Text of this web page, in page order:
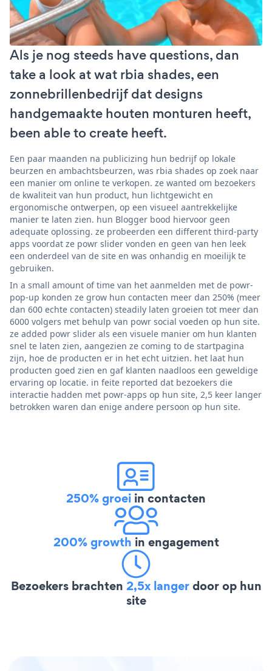
Als je nog steeds have questions, dan
take a look at wat rbia shades, een
zonnebrillenbedrijf dat designs
handgemaakte houten monturen heeft,
been able to create heeft.
Een paar maanden na publicizing hun bedrijf op lokale
beurzen en ambachtsbeurzen, was rbia shades op zoek naar
een manier om online te verkopen. ze wanted om bezoekers
de kwaliteit van hun product, hun lichtgewicht en
ergonomische ontwerpen, op een visueel aantrekkelijke
manier te laten zien. hun Blogger bood hiervoor geen
adequate oplossing. ze probeerden een different third-party
apps voordat ze powr slider vonden en geen van hen leek
een onderdeel van de site en was onhandig en moeilijk te
gebruiken.
In a small amount of time van het aanmelden met de powr-
pop-up konden ze grow hun contacten meer dan 250% (meer
dan 600 echte contacten) steadily laten groeien tot meer dan
6000 volgers met behulp van powr social voeden op hun site.
ze added powr slider als een visuele manier om hun klanten
snel te laten zien, aangezien ze coming to de startpagina
zijn, hoe de producten er in het echt uitzien. het laat hun
producten goed zien en gaf klanten naadloos een geweldige
ervaring op locatie. in feite reported dat bezoekers die
interactie hadden met powr-apps op hun site, 2,5 keer langer
betrokken waren dan enige andere persoon op hun site.
250% groei in contacten
200% growth in engagement
Bezoekers brachten 2,5x langerdoor op hun
site